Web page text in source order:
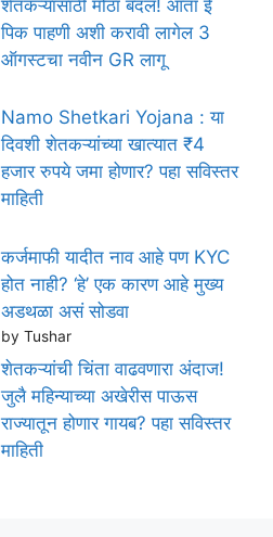
शेतकऱ्यांसाठी मोठा बदल! आता ई
पिक पाहणी अशी करावी लागेल 3
ऑगस्टचा नवीन GR लागू
Namo Shetkari Yojana : या
दिवशी शेतकऱ्यांच्या खात्यात ₹4
हजार रुपये जमा होणार? पहा सविस्तर
माहिती
कर्जमाफी यादीत नाव आहे पण KYC
होत नाही? ‘हे’ एक कारण आहे मुख्य
अडथळा असं सोडवा
by Tushar
शेतकऱ्यांची चिंता वाढवणारा अंदाज!
जुलै महिन्याच्या अखेरीस पाऊस
राज्यातून होणार गायब? पहा सविस्तर
माहिती